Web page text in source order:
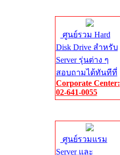
ศูนย์รวม Hard
Disk Drive สำหรับ
Server รุ่นต่าง ๆ
สอบถามได้ทันทีที่
Corporate Center:
02-641-0055
ศูนย์รวมแรม
Server และ